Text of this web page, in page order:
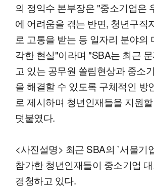
의 정익수 본부장은 "중소기업은
에 어려움을 겪는 반면, 청년구직
로 고통을 받는 등 일자리 분야의
각한 현실"이라며 "SBA는 최근
고 있는 공무원 쏠림현상과 중소
을 해결할 수 있도록 구체적인 방
로 제시하며 청년인재들을 지원
덧붙였다.
<사진설명> 최근 SBA의 `서울기
참가한 청년인재들이 중소기업
경청하고 있다.